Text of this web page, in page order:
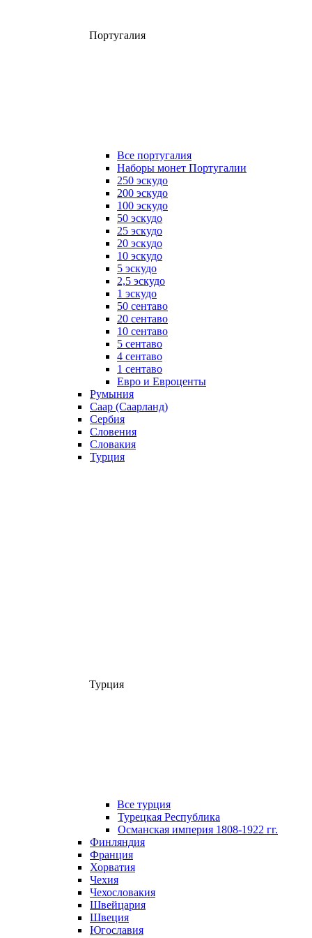
Португалия
Все португалия
Наборы монет Португалии
250 эскудо
200 эскудо
100 эскудо
50 эскудо
25 эскудо
20 эскудо
10 эскудо
5 эскудо
2,5 эскудо
1 эскудо
50 сентаво
20 сентаво
10 сентаво
5 сентаво
4 сентаво
1 сентаво
Евро и Евроценты
Румыния
Саар (Саарланд)
Сербия
Словения
Словакия
Турция
Турция
Все турция
Турецкая Республика
Османская империя 1808-1922 гг.
Финляндия
Франция
Хорватия
Чехия
Чехословакия
Швейцария
Швеция
Югославия